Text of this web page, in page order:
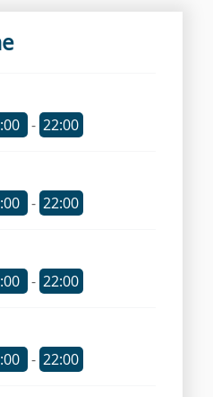
- 22:00
- 22:00
- 22:00
- 22:00